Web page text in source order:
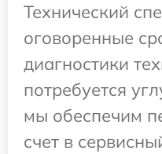
Технический
оговоренные
диагностики
потребуется
мы обеспечим
счет в